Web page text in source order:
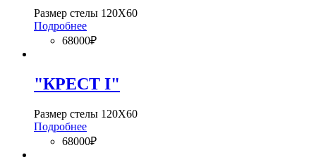
Размер стелы 120Х60
Подробнее
68000₽
"КРЕСТ I"
Размер стелы 120Х60
Подробнее
68000₽